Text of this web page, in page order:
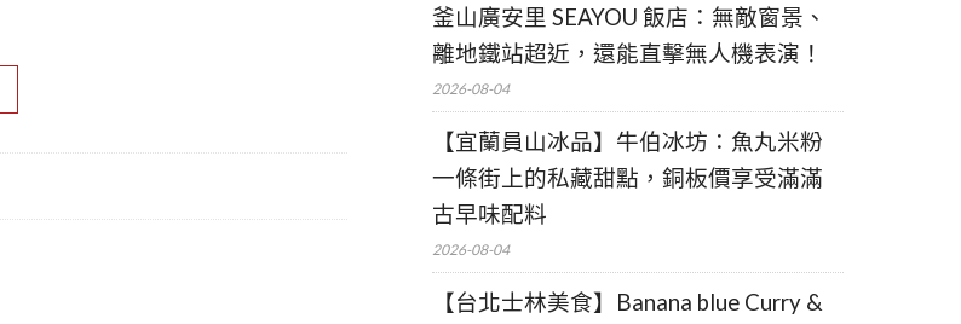
釜山廣安里 SEAYOU 飯店：無敵窗景、
離地鐵站超近，還能直擊無人機表演！
2026-08-04
【宜蘭員山冰品】牛伯冰坊：魚丸米粉
一條街上的私藏甜點，銅板價享受滿滿
古早味配料
2026-08-04
【台北士林美食】Banana blue Curry &